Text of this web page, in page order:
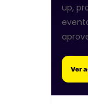
up,
Ver